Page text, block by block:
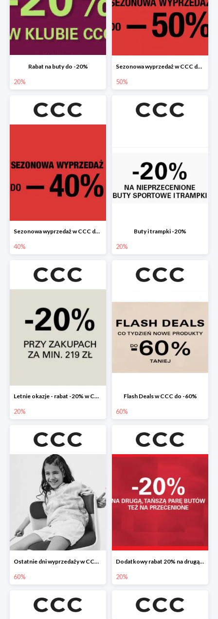
Rabat na buty do -20%
20%
Sezonowa wyprzedaż w CCC do -50%
50%
Sezonowa wyprzedaż w CCC do -40%
40%
Buty i trampki -20%
20%
Letnie okazje - rabat -20% w CCC
20%
Flash Deals w CCC do -60%
60%
Ostatnie dni wyprzedaży w CCC do -60%
60%
Dodatkowy rabat 20% na drugą, tańszą parę butów
20%